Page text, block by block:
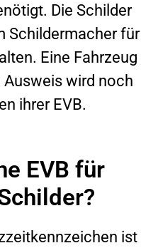
Die Schilder
Schildermacher für
Eine Fahrzeug
wird noch
ihrer EVB.
EVB für
ist